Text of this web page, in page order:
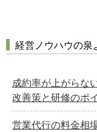
経営ノウハウの泉
成約率が上がらな
改善策と研修のポ
営業代行の料金相